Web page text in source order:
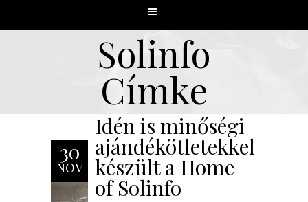
Solinfo
Címke
30
NOV
Idén is minőségi
ajándékötletekkel
készült a Home
of Solinfo